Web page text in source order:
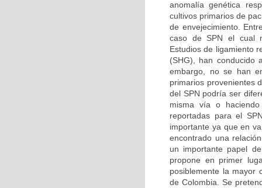
anomalía genética
cultivos primarios de
de envejecimiento.
caso de SPN el cual
Estudios de ligamiento
(SHG), han conducido
embargo, no se han
primarios provenientes
del SPN podría ser
misma vía o
reportadas para el
importante ya que en
encontrado una
un importante papel
propone en primer
posiblemente la mayor
de Colombia. Se